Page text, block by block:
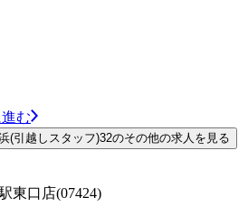
む
(引越しスタッフ)32のその他の求人を見る
東口店(07424)